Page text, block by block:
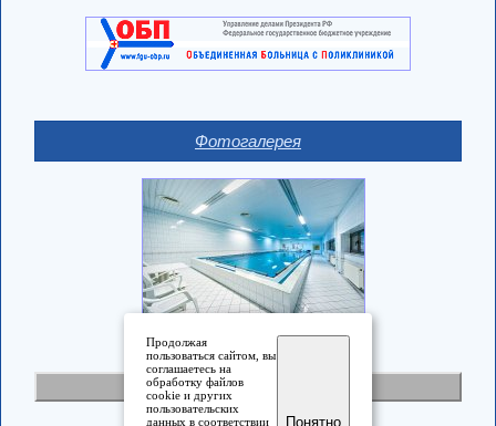
Фотогалерея
Полная версия
Продолжая
пользоваться сайтом, вы
соглашаетесь на
обработку файлов
cookie и других
пользовательских
данных в соответствии
Понятно